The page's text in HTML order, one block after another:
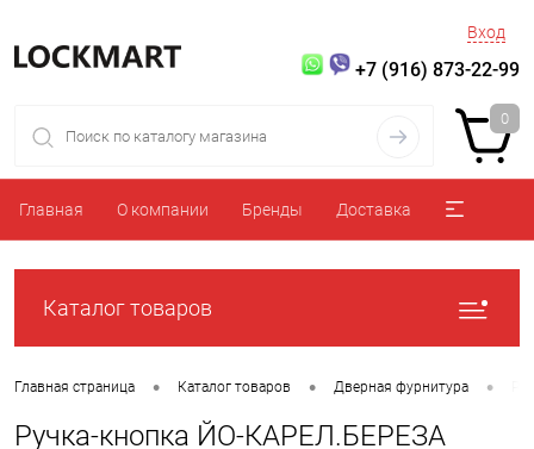
Вход
+7 (916) 873-22-99
0
Главная О компании Бренды Доставка
Каталог товаров
Главная страница • Каталог товаров • Дверная фурнитура •
Ручка-кнопка ЙО-КАРЕЛ.БЕРЕЗА